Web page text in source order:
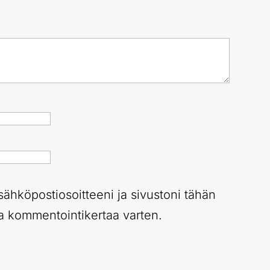
ja sivustoni tähän
kommentointikertaa varten.